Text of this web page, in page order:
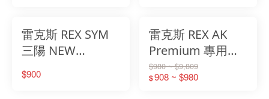
用車種請詳閱說明
絲
雷克斯 REX SYM
三陽 NEW
MAXSYM 400 煞
車油杯 油缸蓋 煞
$900
雷克斯 REX AK
Premium 專用油
缸蓋 鋁合金 多色
鋁合金 油缸裝飾
$980 ~ $9,809
$908 ~ $980